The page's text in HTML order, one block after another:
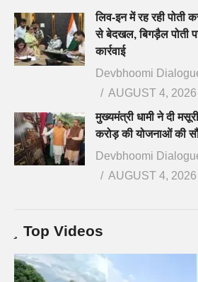
लिव-इन में रह रही पोती
से बेदखल, बिगड़ैल पोती
कार्रवाई
Devbhoomi
AUGUST 4, 2026
मुख्यमंत्री धामी ने दी
करोड़ की योजनाओं की
Devbhoomi
AUGUST 4, 2026
Top Videos